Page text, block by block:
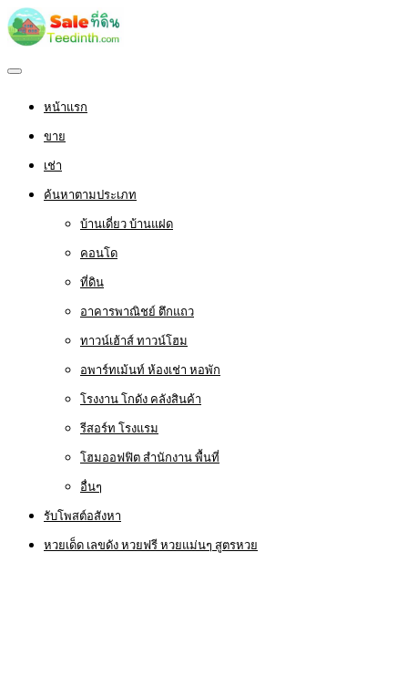
หน้าแรก
ขาย
เช่า
ค้นหาตามประเภท
บ้านเดี่ยว บ้านแฝด
คอนโด
ที่ดิน
อาคารพาณิชย์ ตึกแถว
ทาวน์เฮ้าส์ ทาวน์โฮม
อพาร์ทเม้นท์ ห้องเช่า หอพัก
โรงงาน โกดัง คลังสินค้า
รีสอร์ท โรงแรม
โฮมออฟฟิต สำนักงาน พื้นที่
อื่นๆ
รับโพสต์อสังหา
หวยเด็ด เลขดัง หวยฟรี หวยแม่นๆ สูตรหวย